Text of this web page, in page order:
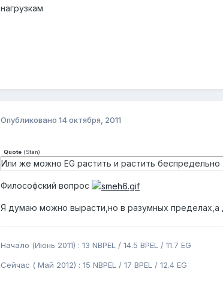
нагрузкам
Опубликовано 14 октября, 2011
Quote (Stan)
Или же можно EG растить и растить беспредельно
Философский вопрос
Я думаю можно вырасти,но в разумных
Начало (Июнь 2011) : 13 NBPEL / 14.5 BPEL / 11.7 EG
Сейчас ( Май 2012) : 15 NBPEL / 17 BPEL / 12.4 EG